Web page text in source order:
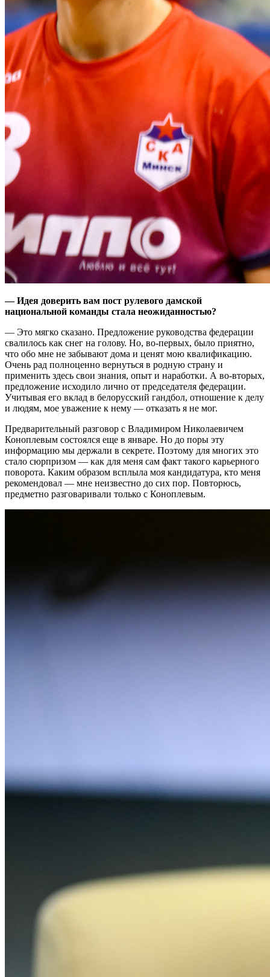
— Идея доверить вам пост рулевого дамской
национальной команды стала неожиданностью?
— Это мягко сказано. Предложение руководства федерации
свалилось как снег на голову. Но, во-первых, было приятно,
что обо мне не забывают дома и ценят мою квалификацию.
Очень рад полноценно вернуться в родную страну и
применить здесь свои знания, опыт и наработки. А во-вторых,
предложение исходило лично от председателя федерации.
Учитывая его вклад в белорусский гандбол, отношение к делу
и людям, мое уважение к нему — отказать я не мог.
Предварительный разговор с Владимиром Николаевичем
Коноплевым состоялся еще в январе. Но до поры эту
информацию мы держали в секрете. Поэтому для многих это
стало сюрпризом — как для меня сам факт такого карьерного
поворота. Каким образом всплыла моя кандидатура, кто меня
рекомендовал — мне неизвестно до сих пор. Повторюсь,
предметно разговаривали только с Коноплевым.